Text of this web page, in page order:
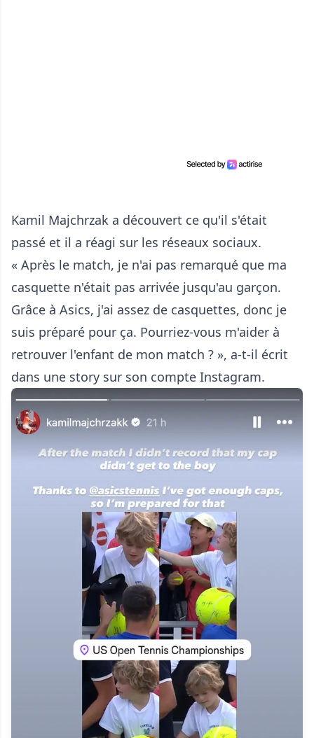
Kamil Majchrzak a découvert ce qu'il s'était
passé et il a réagi sur les réseaux sociaux.
« Après le match, je n'ai pas remarqué que ma
casquette n'était pas arrivée jusqu'au garçon.
Grâce à Asics, j'ai assez de casquettes, donc je
suis préparé pour ça. Pourriez-vous m'aider à
retrouver l'enfant de mon match ? », a-t-il écrit
dans une story sur son compte Instagram.